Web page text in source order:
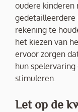
oudere kinderen
gedetailleerdere
rekening te
het kiezen van
ervoor zorgen
hun
stimuleren.
Let op de